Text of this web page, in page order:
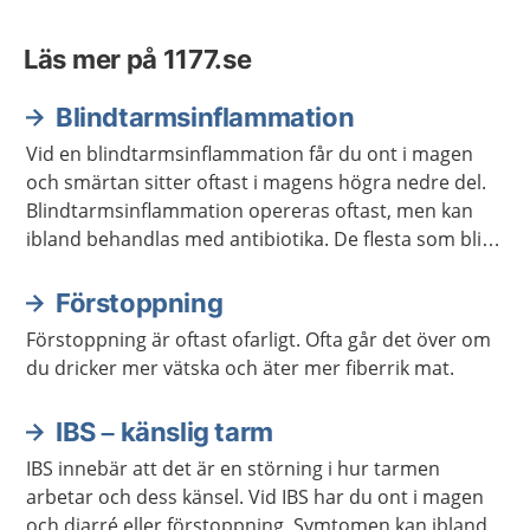
Läs mer på 1177.se
Blindtarmsinflammation
Vid en blindtarmsinflammation får du ont i magen
och smärtan sitter oftast i magens högra nedre del.
Blindtarmsinflammation opereras oftast, men kan
ibland behandlas med antibiotika. De flesta som blir
kan bli sjuk oavsett ålder.
Förstoppning
Förstoppning är oftast ofarligt. Ofta går det över om
du dricker mer vätska och äter mer fiberrik mat.
IBS – känslig tarm
IBS innebär att det är en störning i hur tarmen
arbetar och dess känsel. Vid IBS har du ont i magen